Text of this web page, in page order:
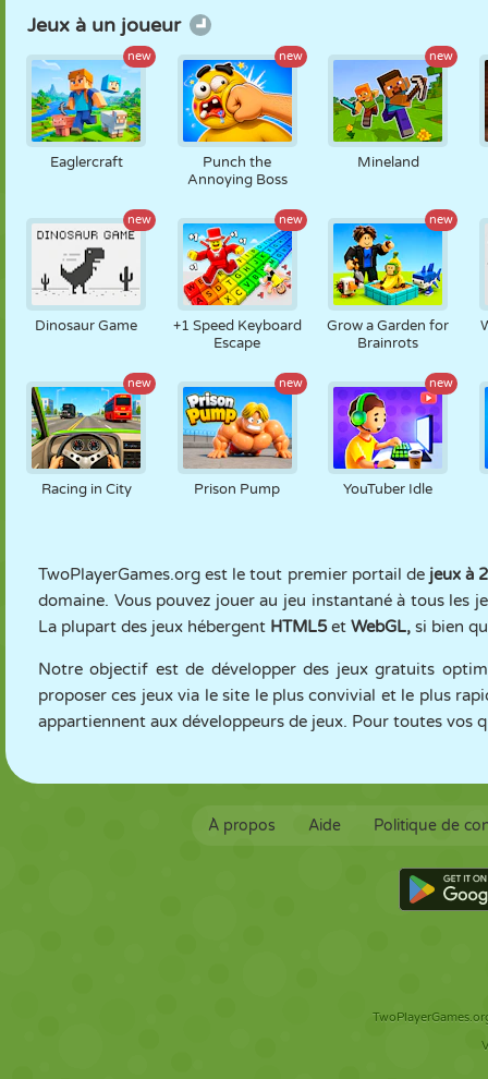
Jeux à un joueur
new
Eaglercraft
new
Punch the
Annoying Boss
new
Mineland
new
Dinosaur Game
new
+1 Speed Keyboard
Escape
new
Grow a Garden for
Brainrots
new
Racing in City
new
Prison Pump
new
YouTuber Idle
TwoPlayerGames.org est le tout premier portail de jeux à
domaine. Vous pouvez jouer au jeu instantané à tous les
La plupart des jeux hébergent HTML5et WebGL, si bien
Notre objectif est de développer des jeux gratuits
proposer ces jeux via le site le plus convivial et le plus
appartiennent aux développeurs de jeux. Pour toutes
À propos Aide Politique de